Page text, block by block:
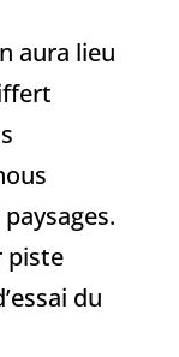
aura lieu
piste
du